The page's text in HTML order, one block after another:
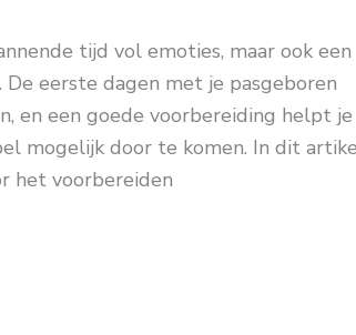
tijd vol emoties, maar ook een
eerste dagen met je pasgeboren
en een goede voorbereiding helpt je
mogelijk door te komen. In dit
het voorbereiden